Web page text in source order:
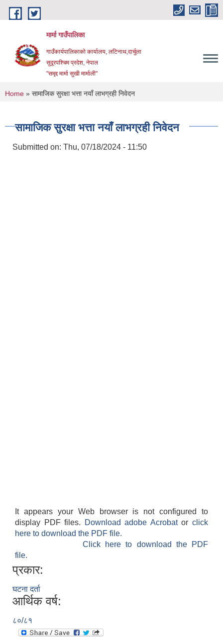
Skip to main content
मार्मा गाउँपालिका
गाउँकार्यपालिकाको कार्यालय, लटिनाथ,दार्चुला
सुदूरपश्चिम प्रदेश, नेपाल
"समृद्द मार्मा सुखी मार्माली"
You are here
Home » सामाजिक सुरक्षा भत्ता नयाँ लाभग्रही निवेदन
सामाजिक सुरक्षा भत्ता नयाँ लाभग्रही निवेदन
Submitted on: Thu, 07/18/2024 - 11:50
It appears your Web browser is not configured to
display PDF files.
Download adobe Acrobatorclick
here to download the PDF file.
Click here to download the PDF
file.
प्रकार:
घटना दर्ता
आर्थिक वर्ष:
८०/८१